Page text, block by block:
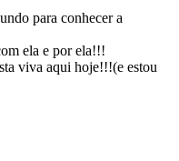
para conhecer a
ela e por ela!!!
viva aqui hoje!!!(e estou